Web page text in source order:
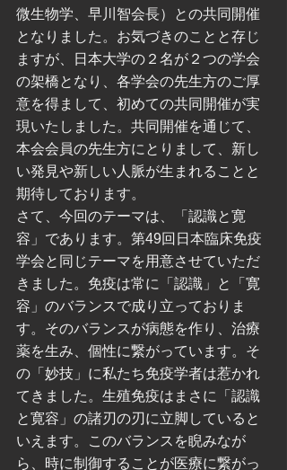
微生物学、早川智会長）との共同開催
となりました。お気づきのことと存じ
ますが、日本大学の２名が２つの学会
の架橋となり、各学会の先生方のご厚
意を得まして、初めての共同開催が実
現いたしました。共同開催を通じて、
本会会員の先生方にとりまして、新し
い発見や新しい人脈が生まれることと
期待しております。
さて、今回のテーマは、「認識と寛
容」であります。第49回日本臨床免疫
学会と同じテーマを用意させていただ
きました。免疫は常に「認識」と「寛
容」のバランスで成り立っておりま
す。そのバランスが病態を作り、治療
薬を生み、個性に繋がっています。そ
の「妙技」に私たち免疫学者は惹かれ
てきました。生殖免疫はまさに「認識
と寛容」の諸刃の刃に立脚していると
いえます。このバランスを睨みなが
ら、時に制御することが医療に繋がっ